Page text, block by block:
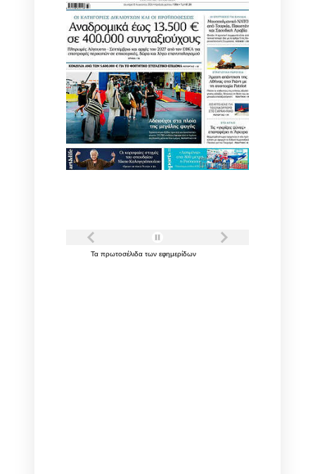
Τα πρωτοσέλιδα των εφημερίδων